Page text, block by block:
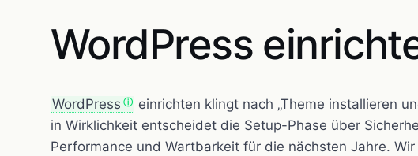
WordPress
WordPress
einrichten klingt nach „Theme installieren
in Wirklichkeit entscheidet die Setup-Phase über
Performance und Wartbarkeit für die nächsten Jahre.